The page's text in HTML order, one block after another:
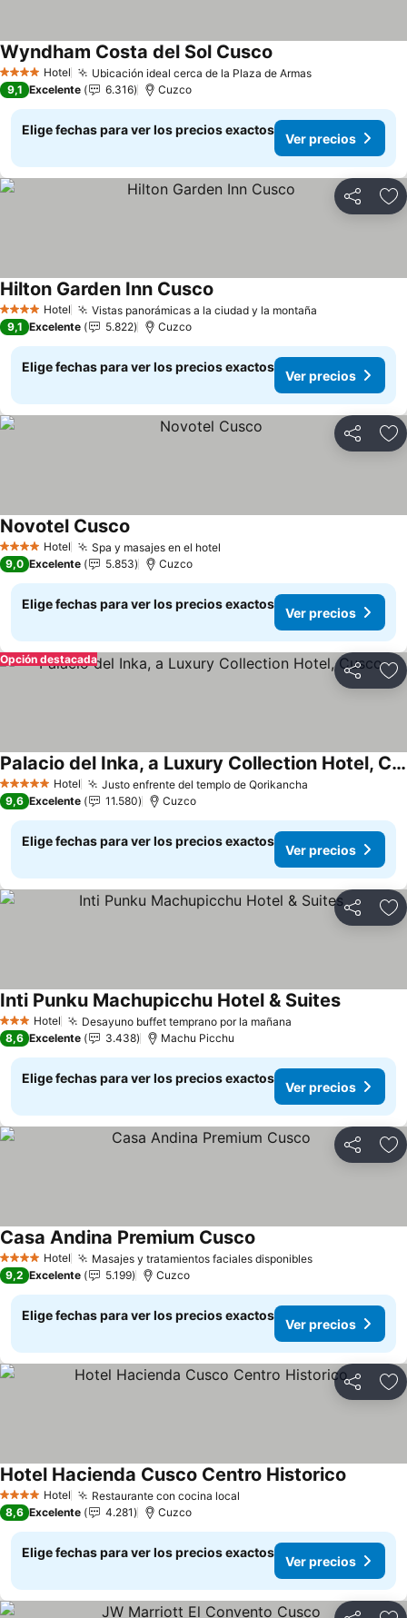
4 EstrellasHotel Ubicación ideal cerca de la Plaza de ArmasVer precios
Wyndham Costa del Sol Cusco
9,1 Excelente 6.316 Cuzco
Elige fechas para ver los precios exactos
Ver precios
Compartir
4 EstrellasHotel Vistas panorámicas a la ciudad y la montaña
Hilton Garden Inn Cusco
9,1 Excelente 5.822 Cuzco
Elige fechas para ver los precios exactos
Ver precios
Compartir
4 EstrellasHotel Spa y masajes en el hotel
Novotel Cusco
9,0 Excelente 5.853 Cuzco
Elige fechas para ver los precios exactos
Ver precios
Compartir
Opción destacada
5 Estrellas Hotel Justo enfrente del templo de Qorikancha
Palacio del Inka, a Luxury Collection Hotel, Cusco
Ver precios
9,6 Excelente 11.580 Cuzco
Elige fechas para ver los precios exactos
Ver precios
Compartir
3 Estrellas
Hotel Desayuno buffet temprano por la mañana
Inti Punku Machupicchu Hotel & SuitesVer
8,6 Excelente 3.438 Machu Picchu
Elige fechas para ver los precios exactos
Ver precios
Compartir
4 EstrellasHotel Masajes y tratamientos faciales disponiblesVer precios
Casa Andina Premium Cusco
9,2 Excelente 5.199 Cuzco
Elige fechas para ver los precios exactos
Ver precios
Compartir
4 EstrellasHotel Restaurante con cocina local
Hotel Hacienda Cusco Centro Historico
8,6 Excelente 4.281 Cuzco
Elige fechas para ver los precios exactos
Ver precios